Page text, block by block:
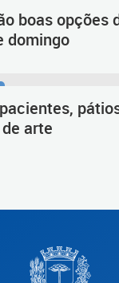
boas opções
domingo
arte